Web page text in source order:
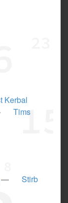
Kerbal
Tims
—
Stirb